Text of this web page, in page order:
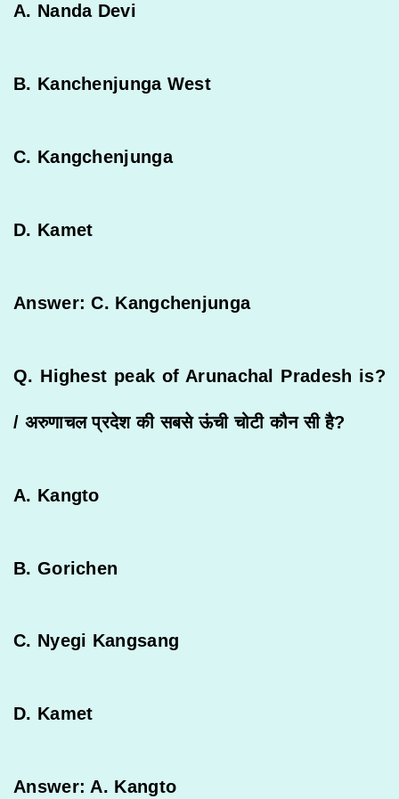
A. Nanda Devi
B. Kanchenjunga West
C. Kangchenjunga
D. Kamet
Answer: C. Kangchenjunga
Q. Highest peak of Arunachal Pradesh is?
/ अरुणाचल प्रदेश की सबसे ऊंची चोटी कौन सी है?
A. Kangto
B. Gorichen
C. Nyegi Kangsang
D. Kamet
Answer: A. Kangto